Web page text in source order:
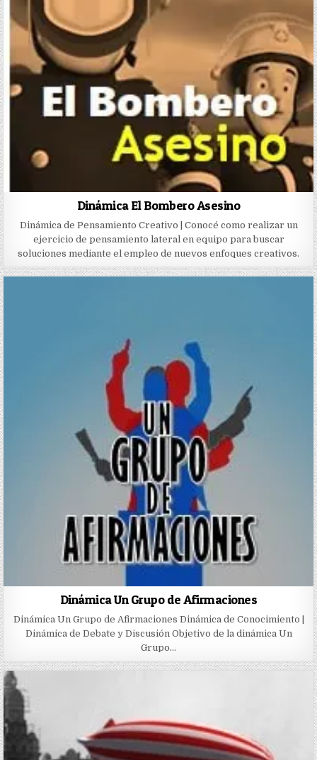
Dinámica El Bombero Asesino
Dinámica de Pensamiento Creativo | Conocé como realizar un
ejercicio de pensamiento lateral en equipo para buscar
soluciones mediante el empleo de nuevos enfoques creativos.
Dinámica Un Grupo de Afirmaciones
Dinámica Un Grupo de Afirmaciones Dinámica de Conocimiento |
Dinámica de Debate y Discusión Objetivo de la dinámica Un
Grupo…